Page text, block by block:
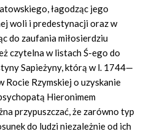
łagodząc jego
woli i predestynacji oraz w
do zaufania miłosierdziu
czytelna w listach Ś-ego do
Sapieżyny, którą w l. 1744—
Rocie Rzymskiej o uzyskanie
Hieronimem
przypuszczać, że zarówno typ
do ludzi niezależnie od ich